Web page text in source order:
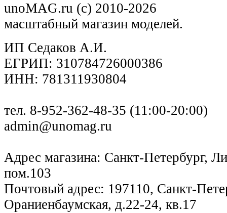
unoMAG.ru (c) 2010-2026
масштабный магазин моделей.
ИП Седаков А.И.
ЕГРИП: 310784726000386
ИНН: 781311930804
тел. 8-952-362-48-35 (11:00-20:00)
admin@unomag.ru
Адрес магазина: Санкт-Петербург,
пом.103
Почтовый адрес: 197110, Санкт-
Ораниенбаумская, д.22-24, кв.17